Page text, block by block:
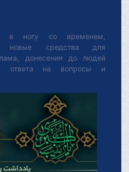
в ногу со временем,
новые средства для
донесения до людей
ответа на вопросы и